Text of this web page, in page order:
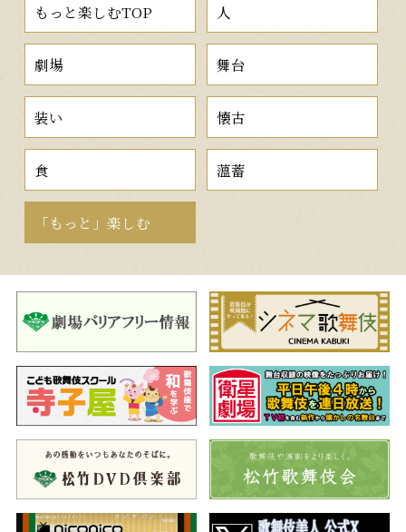
もっと楽しむTOP 人
劇場 舞台
装い 懐古
食 薀蓄
「もっと」楽しむ